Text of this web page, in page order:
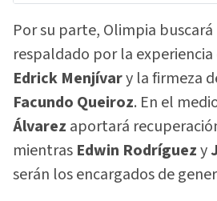
Por su parte, Olimpia
respaldado por la
Edrick Menjívary la firmeza
Facundo Queiroz. En el
Álvarez aportará
mientras Edwin Rodríguezy
serán los encargados de